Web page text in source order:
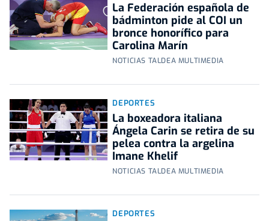
La Federación española de
bádminton pide al COI un
bronce honorífico para
Carolina Marín
NOTICIAS TALDEA MULTIMEDIA
DEPORTES
La boxeadora italiana
Ángela Carin se retira de su
pelea contra la argelina
Imane Khelif
NOTICIAS TALDEA MULTIMEDIA
DEPORTES